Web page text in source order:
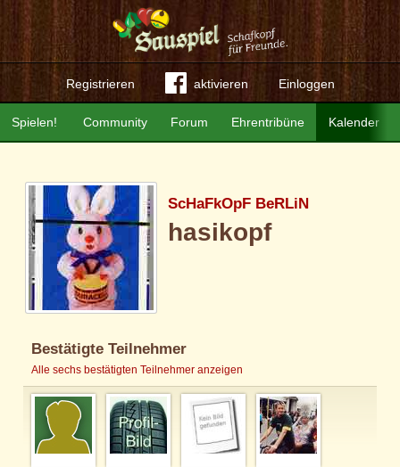
Registrieren aktivieren Einloggen
Community Forum Ehrentribüne Kalender
Spielen!
ScHaFkOpF BeRLiN
hasikopf
Bestätigte Teilnehmer
Alle sechs bestätigten Teilnehmer anzeigen